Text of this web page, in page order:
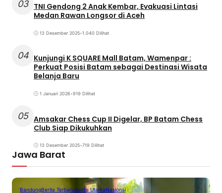
03 TNI Gendong 2 Anak Kembar, Evakuasi Lintasi
Medan Rawan Longsor di Aceh
13 Desember 2025•1.040 Dilihat
04 Kunjungi K SQUARE Mall Batam, Wamenpar :
Perkuat Posisi Batam sebagai Destinasi Wisata
Belanja Baru
1 Januari 2026•919 Dilihat
05 Amsakar Chess Cup II Digelar, BP Batam Chess
Club Siap Dikukuhkan
13 Desember 2025•719 Dilihat
Jawa Barat
BandungBerita TerbaruBerita UtamaNasional